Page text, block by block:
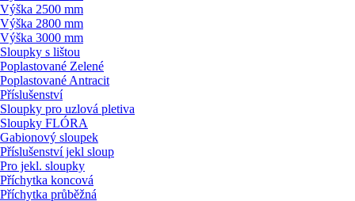
Výška 2500 mm
Výška 2800 mm
Výška 3000 mm
Sloupky s lištou
Poplastované Zelené
Poplastované Antracit
Příslušenství
Sloupky pro uzlová pletiva
Sloupky FLÓRA
Gabionový sloupek
Příslušenství jekl sloup
Pro jekl. sloupky
Příchytka koncová
Příchytka průběžná